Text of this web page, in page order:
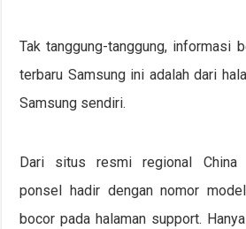
Tak tanggung-tanggung, informasi
terbaru Samsung ini adalah dari
Samsung sendiri.
Dari situs resmi regional China
ponsel hadir dengan nomor
bocor pada halaman support.